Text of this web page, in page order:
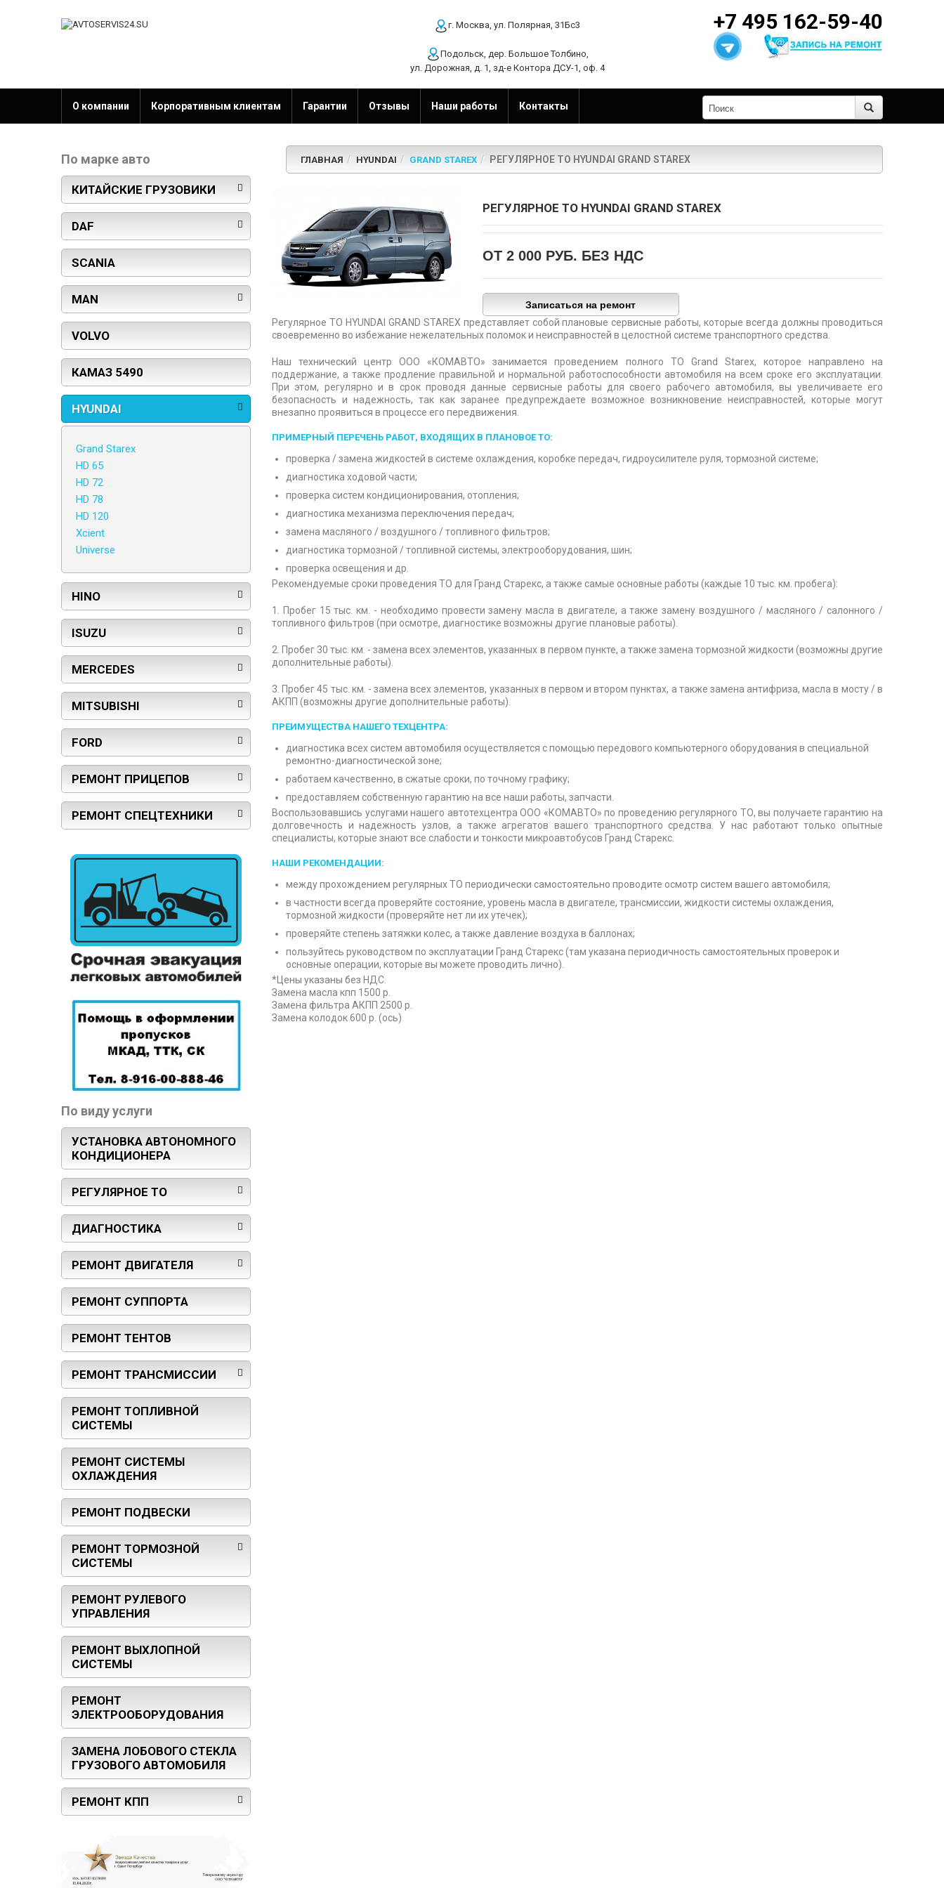
г. Москва, ул. Полярная, 31Бс3
Подольск, дер. Большое Толбино,
ул. Дорожная, д. 1, зд-е Контора ДСУ-1, оф. 4
+7 495 162-59-40
О компании Корпоративным клиентам Гарантии Отзывы Наши работы Контакты
По марке авто
КИТАЙСКИЕ ГРУЗОВИКИ
DAF
SCANIA
MAN
VOLVO
КАМАЗ 5490
HYUNDAI
Grand Starex
HD 65
HD 72
HD 78
HD 120
Xcient
Universe
HINO
ISUZU
MERCEDES
MITSUBISHI
FORD
РЕМОНТ ПРИЦЕПОВ
РЕМОНТ СПЕЦТЕХНИКИ
По виду услуги
УСТАНОВКА АВТОНОМНОГО
КОНДИЦИОНЕРА
РЕГУЛЯРНОЕ ТО
ДИАГНОСТИКА
РЕМОНТ ДВИГАТЕЛЯ
РЕМОНТ СУППОРТА
РЕМОНТ ТЕНТОВ
РЕМОНТ ТРАНСМИССИИ
РЕМОНТ ТОПЛИВНОЙ
СИСТЕМЫ
РЕМОНТ СИСТЕМЫ
ОХЛАЖДЕНИЯ
РЕМОНТ ПОДВЕСКИ
РЕМОНТ ТОРМОЗНОЙ
СИСТЕМЫ
РЕМОНТ РУЛЕВОГО
УПРАВЛЕНИЯ
РЕМОНТ ВЫХЛОПНОЙ
СИСТЕМЫ
РЕМОНТ
ЭЛЕКТРООБОРУДОВАНИЯ
ЗАМЕНА ЛОБОВОГО СТЕКЛА
ГРУЗОВОГО АВТОМОБИЛЯ
РЕМОНТ КПП
ГЛАВНАЯ HYUNDAI GRAND STAREX РЕГУЛЯРНОЕ ТО HYUNDAI GRAND STAREX
РЕГУЛЯРНОЕ ТО HYUNDAI GRAND STAREX
ОТ 2 000 РУБ. БЕЗ НДС
Регулярное ТО HYUNDAI GRAND STAREX представляет собой плановые сервисные работы, которые всегда должны проводиться
своевременно во избежание нежелательных поломок и неисправностей в целостной системе транспортного средства.
Наш технический центр ООО «КОМАВТО» занимается проведением полного ТО Grand Starex, которое направлено на
поддержание, а также продление правильной и нормальной работоспособности автомобиля на всем сроке его эксплуатации.
При этом, регулярно и в срок проводя данные сервисные работы для своего рабочего автомобиля, вы увеличиваете его
безопасность и надежность, так как заранее предупреждаете возможное возникновение неисправностей, которые могут
внезапно проявиться в процессе его передвижения.
ПРИМЕРНЫЙ ПЕРЕЧЕНЬ РАБОТ, ВХОДЯЩИХ В ПЛАНОВОЕ ТО:
проверка / замена жидкостей в системе охлаждения, коробке передач, гидроусилителе руля, тормозной системе;
диагностика ходовой части;
проверка систем кондиционирования, отопления;
диагностика механизма переключения передач;
замена масляного / воздушного / топливного фильтров;
диагностика тормозной / топливной системы, электрооборудования, шин;
проверка освещения и др.
Рекомендуемые сроки проведения ТО для Гранд Старекс, а также самые основные работы (каждые 10 тыс. км. пробега):
1. Пробег 15 тыс. км. - необходимо провести замену масла в двигателе, а также замену воздушного / масляного / салонного /
топливного фильтров (при осмотре, диагностике возможны другие плановые работы).
2. Пробег 30 тыс. км. - замена всех элементов, указанных в первом пункте, а также замена тормозной жидкости (возможны другие
дополнительные работы).
3. Пробег 45 тыс. км. - замена всех элементов, указанных в первом и втором пунктах, а также замена антифриза, масла в мосту / в
АКПП (возможны другие дополнительные работы).
ПРЕИМУЩЕСТВА НАШЕГО ТЕХЦЕНТРА:
диагностика всех систем автомобиля осуществляется с помощью передового компьютерного оборудования в специальной
ремонтно-диагностической зоне;
работаем качественно, в сжатые сроки, по точному графику;
предоставляем собственную гарантию на все наши работы, запчасти.
Воспользовавшись услугами нашего автотехцентра ООО «КОМАВТО» по проведению регулярного ТО, вы получаете гарантию на
долговечность и надежность узлов, а также агрегатов вашего транспортного средства. У нас работают только опытные
специалисты, которые знают все слабости и тонкости микроавтобусов Гранд Старекс.
НАШИ РЕКОМЕНДАЦИИ:
между прохождением регулярных ТО периодически самостоятельно проводите осмотр систем вашего автомобиля;
в частности всегда проверяйте состояние, уровень масла в двигателе, трансмиссии, жидкости системы охлаждения,
тормозной жидкости (проверяйте нет ли их утечек);
проверяйте степень затяжки колес, а также давление воздуха в баллонах;
пользуйтесь руководством по эксплуатации Гранд Старекс (там указана периодичность самостоятельных проверок и
основные операции, которые вы можете проводить лично).
*Цены указаны без НДС.
Замена масла кпп 1500 р.
Замена фильтра АКПП 2500 р.
Замена колодок 600 р. (ось)